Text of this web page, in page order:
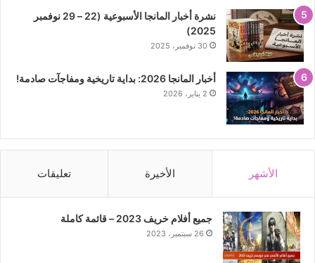
نشرة أخبار المانجا الأسبوعية (22 – 29 نوفمبر
2025)
30 نوفمبر، 2025
أخبار المانجا 2026: بداية تاريخية ومفاجآت صادمة!
2 يناير، 2026
الأشهر الأخيرة تعليقات
جميع أفلام خريف 2023 – قائمة كاملة
26 سبتمبر، 2023